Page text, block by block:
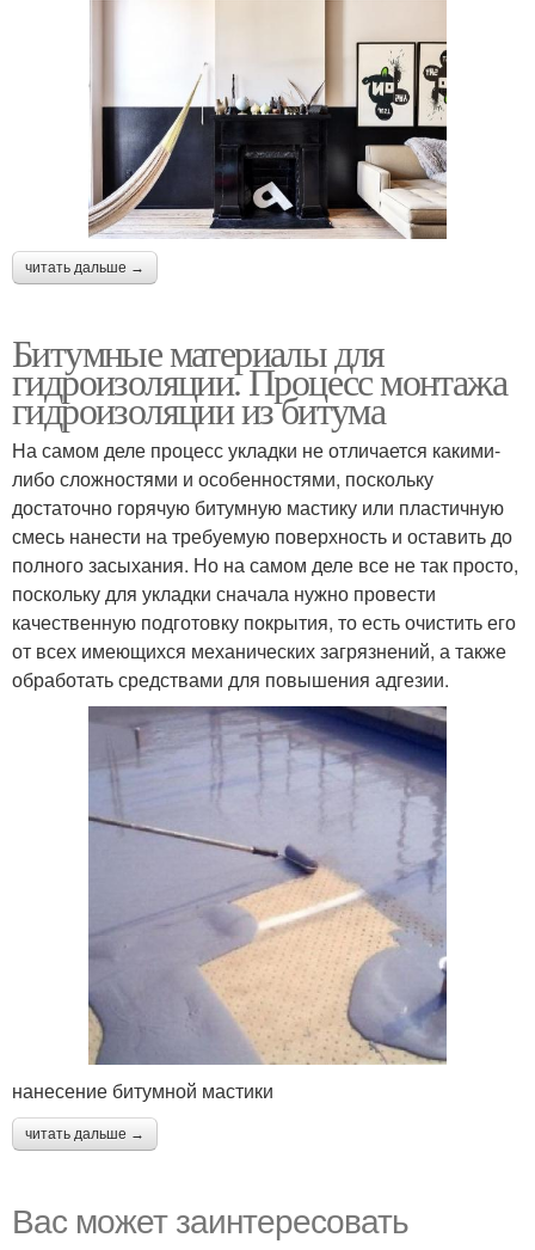
читать дальше →
Битумные материалы для
гидроизоляции. Процесс монтажа
гидроизоляции из битума
На самом деле процесс укладки не отличается какими-
либо сложностями и особенностями, поскольку
достаточно горячую битумную мастику или пластичную
смесь нанести на требуемую поверхность и оставить до
полного засыхания. Но на самом деле все не так просто,
поскольку для укладки сначала нужно провести
качественную подготовку покрытия, то есть очистить его
от всех имеющихся механических загрязнений, а также
обработать средствами для повышения адгезии.
нанесение битумной мастики
читать дальше →
Вас может заинтересовать